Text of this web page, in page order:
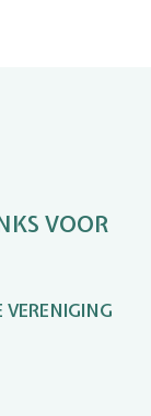
VOOR